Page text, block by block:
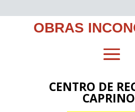
OBRAS
CENTRO DE